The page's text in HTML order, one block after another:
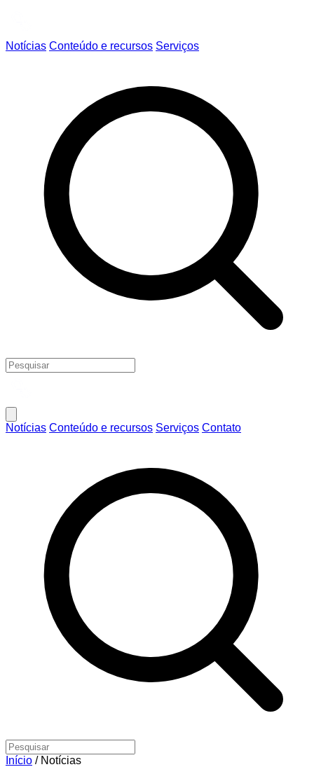
Notícias Conteúdo e recursos Serviços
Notícias Conteúdo e recursos Serviços Contato
Início / Notícias